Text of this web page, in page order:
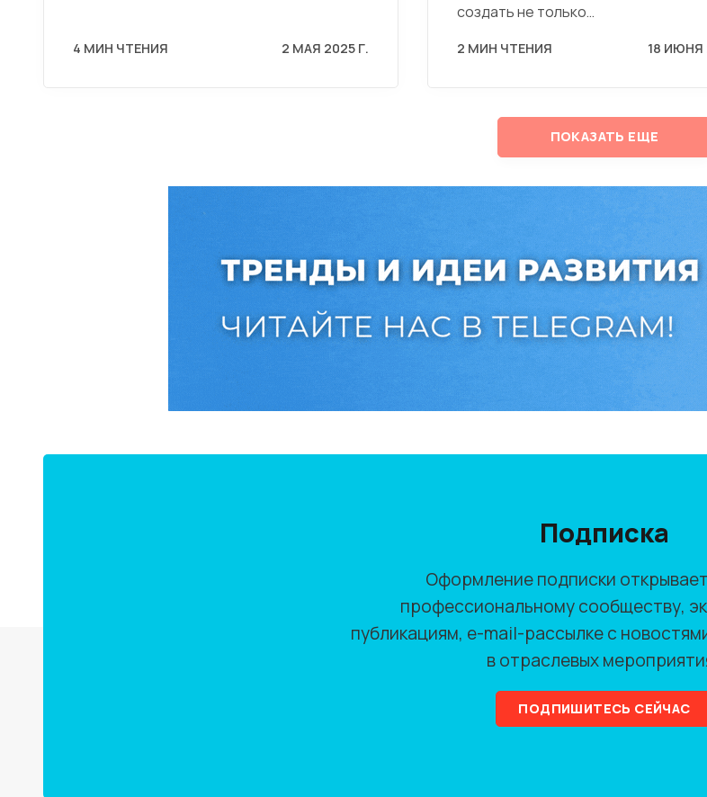
4 МИН ЧТЕНИЯ 2 МАЯ 2025 Г.
создать не только…
2 МИН ЧТЕНИЯ 18 ИЮНЯ
ПОКАЗАТЬ ЕЩЕ
Подписка
Оформление подписки
профессиональному сообществу,
публикациям, e-mail-рассылке с
в отраслевых
ПОДПИШИТЕСЬ СЕЙЧАС